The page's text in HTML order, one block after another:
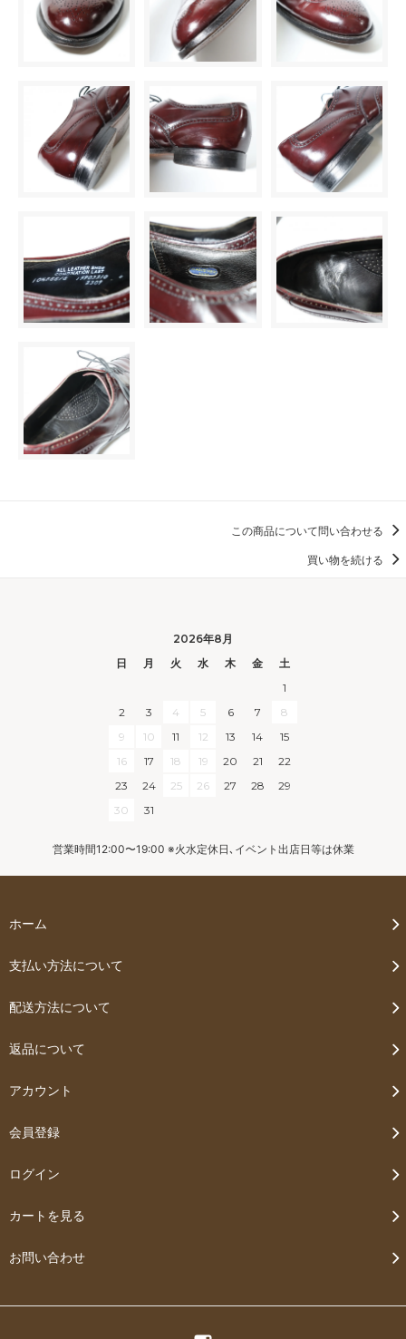
この商品について問い合わせる
買い物を続ける
2026年8月
日
月 火 水 木 金
土
1
2
3 4 5 6 7
8
9
10 11 12 13 14
15
16
17 18 19 20 21
22
23
24 25 26 27 28
29
30
31
営業時間12:00〜19:00 ※火水定休日､イベント出店日等は休業
ホーム
支払い方法について
配送方法について
返品について
アカウント
会員登録
ログイン
カートを見る
お問い合わせ